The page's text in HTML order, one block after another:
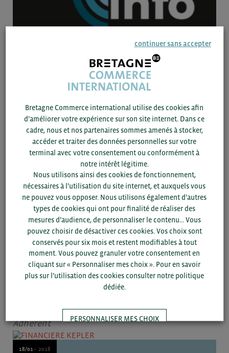
FICHE SECTORIELLE
Le déploiement de la fibre optique en Allemagne
Adherent
22/07 - 2019
CAILABS
Adherent
Adherent
30/03 - 2018
Adherent
18/01 - 2018
continuer sans accepter
Bretagne Commerce international utilise des cookies afin
d’améliorer votre expérience sur son site internet. Dans ce
cadre, nous et nos partenaires sommes amenés à stocker,
accéder et traiter des données personnelles sur votre
terminal avec votre consentement ou conformément à
notre intérêt légitime.
Nous utilisons ainsi des cookies de fonctionnement,
nécessaires à l’utilisation du site internet, et auxquels vous
ne pouvez vous opposer. Nous utilisons également d’autres
types de cookies qui ont pour finalité de réaliser des
mesures d’audience, de personnaliser le contenu... Vous
pouvez choisir de désactiver ces cookies. Vos choix sont
conservés pour six mois et restent modifiables à tout
moment. Vous pouvez granuler votre consentement en
cliquant sur « Personnaliser mes choix ». Pour en savoir
plus sur l’utilisation des cookies consulter notre politique
dédiée.
PERSONNALISER MES CHOIX